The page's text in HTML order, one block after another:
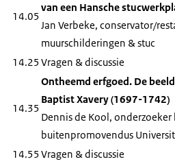
14.05
van een Hansche
Jan Verbeke, conservator/
muurschilderingen & stuc
14.25Vragen & discussie
14.35
Ontheemd erfgoed. De
Baptist Xavery (1697-1742)
Dennis de Kool, onderzoeker
buitenpromovendus
14.55Vragen & discussie